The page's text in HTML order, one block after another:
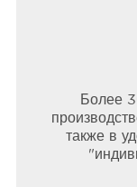
Более
также в